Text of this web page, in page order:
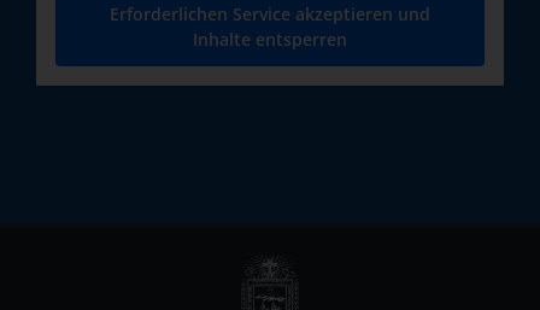
Erforderlichen Service akzeptieren und
Inhalte entsperren